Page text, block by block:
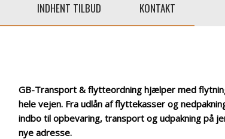
INDHENT TILBUD KONTAKT
GB-Transport & flytteordning hjælper med
hele vejen. Fra udlån af flyttekasser og
indbo til opbevaring, transport og udpakning på
nye adresse.